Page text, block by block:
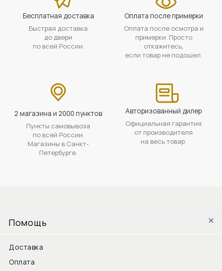
Бесплатная доставка
Быстрая доставка
до двери
по всей России.
Оплата после примерки
Оплата после осмотра и
примерки. Просто
откажитесь,
если товар не подошел.
2 магазина и 2000 пунктов
Пункты самовывоза
по всей России.
Магазины в Санкт-
Петербурге.
Авторизованный дилер
Официальная гарантия
от производителя
на весь товар.
Помощь
Доставка
Оплата